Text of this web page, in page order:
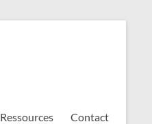
Ressources Contact